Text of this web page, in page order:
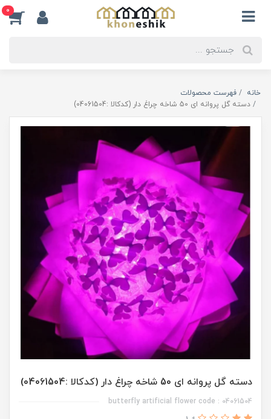
0
خانه
فهرست محصولات
دسته گل پروانه ای 50 شاخه چراغ دار (کدکالا :04061504)
دسته گل پروانه ای 50 شاخه چراغ دار (کدکالا :04061504)
butterfly artificial flower code : 04061504